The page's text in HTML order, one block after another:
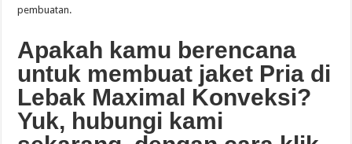
pembuatan.
Apakah kamu berencana
untuk membuat jaket Pria di
Lebak Maximal Konveksi?
Yuk, hubungi kami